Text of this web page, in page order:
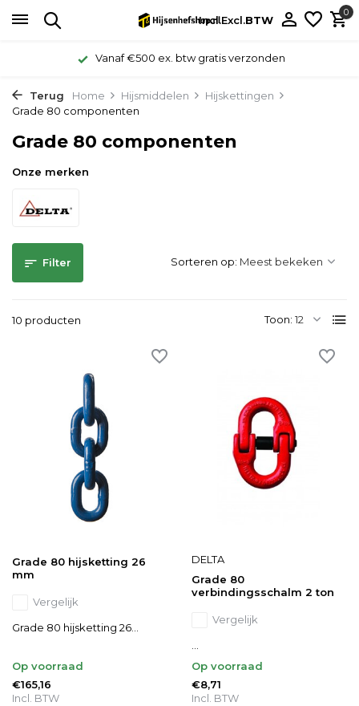
Incl.Excl.BTW
0
Vanaf €500 ex. btw gratis verzonden
Terug Home Hijsmiddelen
Hijskettingen
Grade 80 componenten
Grade 80 componenten
Onze merken
Filter
10 producten Toon:
Sorteren op:
Grade 80 hijsketting 26
mm
Vergelijk
Grade 80 hijsketting 26...
Op voorraad
€165,16
Incl. BTW
DELTA
Grade 80
verbindingsschalm 2 ton
Vergelijk
...
Op voorraad
€8,71
Incl. BTW